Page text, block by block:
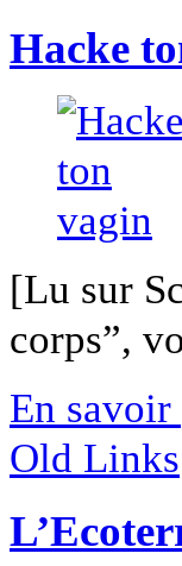
Hacke
[Lu sur
corps”,
En savoir
Old Links